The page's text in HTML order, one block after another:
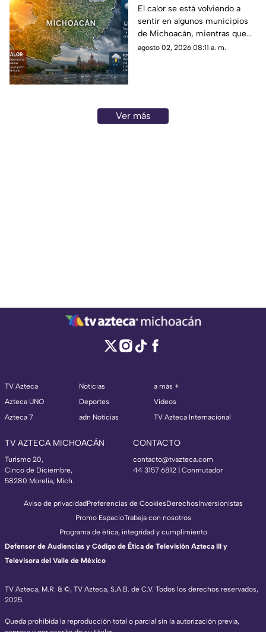
seguirá el calor este
domingo
El calor se está volviendo a
sentir en algunos municipios
de Michoacán, mientras que
en otros se van a registrar
agosto 02, 2026 08:11 a. m.
Ver más
TV Azteca
Azteca UNO
Azteca 7
Noticias
Deportes
adn Noticias
a más +
Videos
TV Azteca Internacional
TV AZTECA MICHOACÁN
Turismo 20,
Cinco de Diciembre,
58280 Morelia, Mich.
CONTACTO
contacto@tvazteca.com
44 3157 6812 | Conmutador
TV Azteca, M.R. & ©, TV Azteca, S.A.B. de C.V. Todos los derechos reservados,
2025.
Queda prohibida la reproducción total o parcial sin la autorización previa,
Aviso de privacidadPreferencias de CookiesDerechosInversionistas
Promo EspacioTrabaja con nosotros
Programa de ética, integridad y cumplimiento
Defensor de Audiencias y Código de Ética de Televisión Azteca III y
Televisora del Valle de México